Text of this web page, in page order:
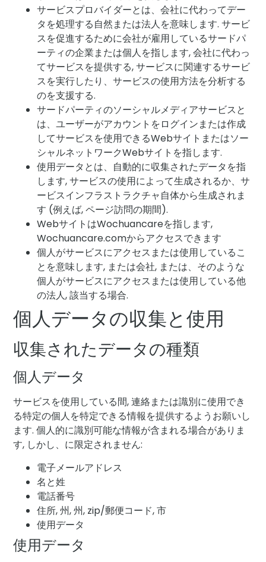
サービスプロバイダーとは、会社に代わってデー
タを処理する自然または法人を意味します. サービ
スを促進するために会社が雇用しているサードパ
ーティの企業または個人を指します, 会社に代わっ
てサービスを提供する, サービスに関連するサービ
スを実行したり、サービスの使用方法を分析する
のを支援する.
サードパーティのソーシャルメディアサービスと
は、ユーザーがアカウントをログインまたは作成
してサービスを使用できるWebサイトまたはソー
シャルネットワークWebサイトを指します.
使用データとは、自動的に収集されたデータを指
します, サービスの使用によって生成されるか、サ
ービスインフラストラクチャ自体から生成されま
す (例えば, ページ訪問の期間).
WebサイトはWochuancareを指します,
Wochuancare.comからアクセスできます
個人がサービスにアクセスまたは使用しているこ
とを意味します, または会社, または、そのような
個人がサービスにアクセスまたは使用している他
の法人, 該当する場合.
個人データの収集と使用
収集されたデータの種類
個人データ
サービスを使用している間, 連絡または識別に使用でき
る特定の個人を特定できる情報を提供するようお願いし
ます. 個人的に識別可能な情報が含まれる場合がありま
す, しかし、に限定されません:
電子メールアドレス
名と姓
電話番号
住所, 州, 州, zip/郵便コード, 市
使用データ
使用データ